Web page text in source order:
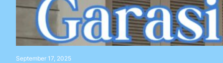
September 17, 2025